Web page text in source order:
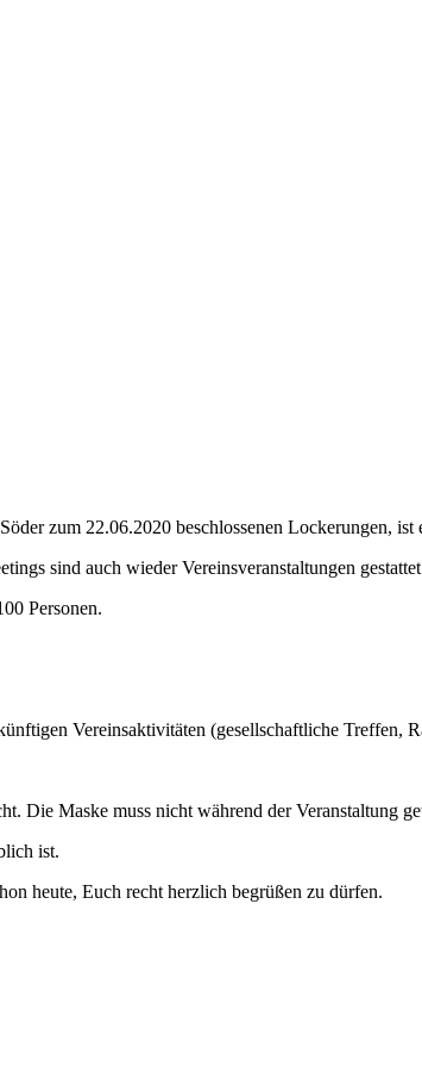
zum 22.06.2020 beschlossenen Lockerungen, ist
sind auch wieder Vereinsveranstaltungen
Personen.
Vereinsaktivitäten (gesellschaftliche Treffen,
Die Maske muss nicht während der Veranstaltung
ist.
heute, Euch recht herzlich begrüßen zu dürfen.